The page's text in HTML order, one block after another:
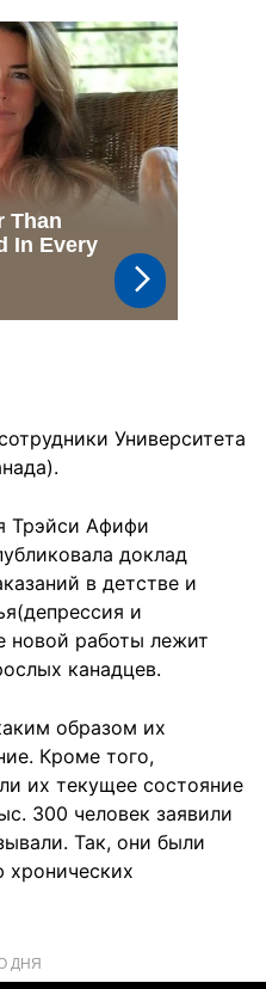
Университета
Трэйси Афифи
доклад
в детстве и
и
новой работы лежит
канадцев.
образом их
Кроме того,
их текущее состояние
300 человек заявили
Так, они были
хронических
ДНЯ